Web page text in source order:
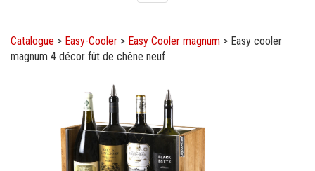
navigation
Catalogue > Easy-Cooler > Easy Cooler magnum > Easy cooler
magnum 4 décor fût de chêne neuf